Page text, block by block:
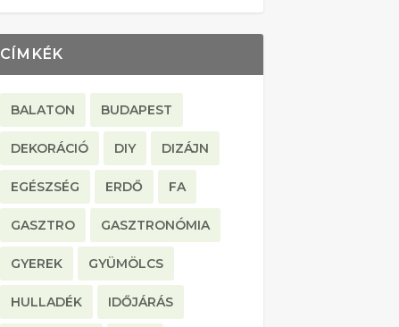
CÍMKÉK
BALATON BUDAPEST
DEKORÁCIÓ DIY DIZÁJN
EGÉSZSÉG ERDŐ FA
GASZTRO GASZTRONÓMIA
GYEREK GYÜMÖLCS
HULLADÉK IDŐJÁRÁS